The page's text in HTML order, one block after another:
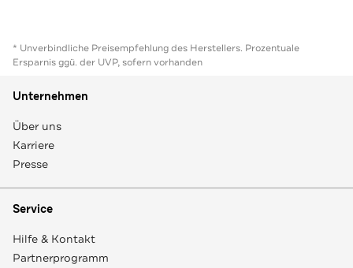
* Unverbindliche Preisempfehlung des Herstellers. Prozentuale
Ersparnis ggü. der UVP, sofern vorhanden
Unternehmen
Über uns
Karriere
Presse
Service
Hilfe & Kontakt
Partnerprogramm